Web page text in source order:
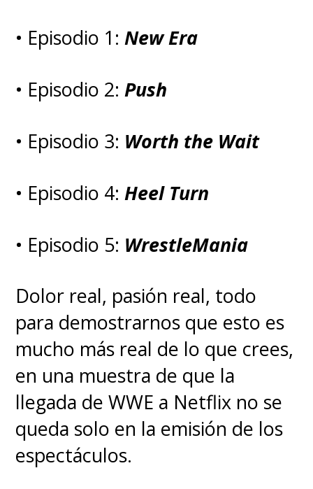
• Episodio 1:New Era
• Episodio 2:Push
• Episodio 3: Worth the Wait
• Episodio 4:Heel Turn
• Episodio 5: WrestleMania
Dolor real, pasión real, todo
para demostrarnos que esto es
mucho más real de lo que crees,
en una muestra de que la
llegada de WWE a Netflix no se
queda solo en la emisión de los
espectáculos.